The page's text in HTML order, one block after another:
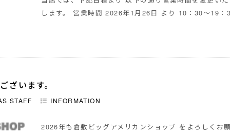
します。 営業時間 2026年1月26日 より 10：30〜19
ざいます。
STAFF INFORMATION
2026年も倉敷ビッグアメリカンショップ をよろしく